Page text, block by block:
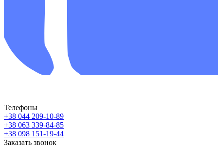
Телефоны
+38 044 209-10-89
+38 063 339-84-85
+38 098 151-19-44
Заказать звонок